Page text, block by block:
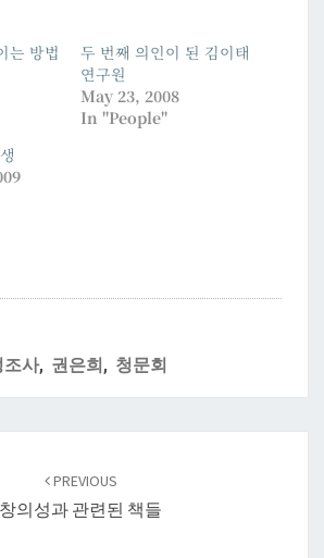
는 방법
두 번째 의인이 된 김이태
연구원
May 23, 2008
In "People"
조사, 권은희, 청문회
PREVIOUS
창의성과 관련된 책들